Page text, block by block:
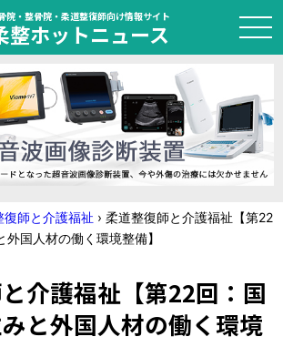
院・整骨院・柔道整復師向け情報サイト
整ホットニュース
報
復師と介護福祉 › 柔道整復師と介護福祉【第22
国人材の働く環境整備】
介護福祉【第22回：国
と外国人材の働く環境